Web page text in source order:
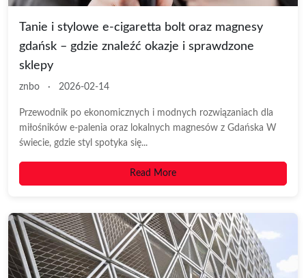
Tanie i stylowe e-cigaretta bolt oraz magnesy
gdańsk – gdzie znaleźć okazje i sprawdzone
sklepy
znbo · 2026-02-14
Przewodnik po ekonomicznych i modnych rozwiązaniach dla
miłośników e-palenia oraz lokalnych magnesów z Gdańska W
świecie, gdzie styl spotyka się...
Read More